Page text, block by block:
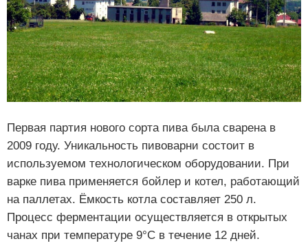
Первая партия нового сорта пива была сварена в
2009 году. Уникальность пивоварни состоит в
используемом технологическом оборудовании. При
варке пива применяется бойлер и котел, работающий
на паллетах. Ёмкость котла составляет 250 л.
Процесс ферментации осуществляется в открытых
чанах при температуре 9°C в течение 12 дней.